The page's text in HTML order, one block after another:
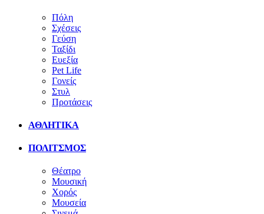
Πόλη
Σχέσεις
Γεύση
Ταξίδι
Ευεξία
Pet Life
Γονείς
Στυλ
Προτάσεις
ΑΘΛΗΤΙΚΑ
ΠΟΛΙΤΣΜΟΣ
Θέατρο
Μουσική
Χορός
Μουσεία